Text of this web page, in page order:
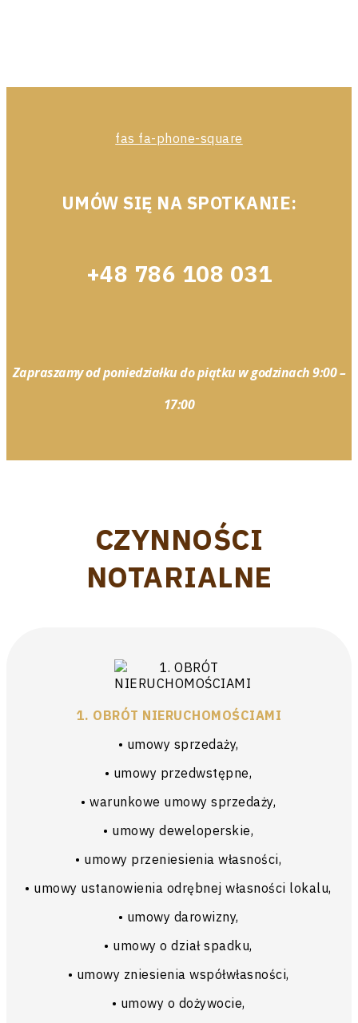
fas fa-phone-square
UMÓW SIĘ NA SPOTKANIE:
+48 786 108 031
Zapraszamy od poniedziałku do piątku w godzinach 9:00 –
17:00
CZYNNOŚCI
NOTARIALNE
1. OBRÓT NIERUCHOMOŚCIAMI
• umowy sprzedaży,
• umowy przedwstępne,
• warunkowe umowy sprzedaży,
• umowy deweloperskie,
• umowy przeniesienia własności,
• umowy ustanowienia odrębnej własności lokalu,
• umowy darowizny,
• umowy o dział spadku,
• umowy zniesienia współwłasności,
• umowy o dożywocie,